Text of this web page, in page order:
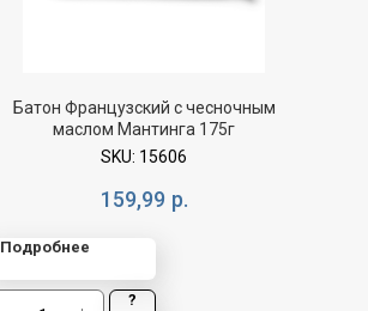
Батон Французский с чесночным
маслом Мантинга 175г
SKU: 15606
159,99 р.
Подробнее
?